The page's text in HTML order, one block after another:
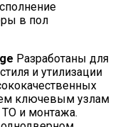
в пол
Разработаны для
и утилизации
ключевым узлам
ТО и монтажа.